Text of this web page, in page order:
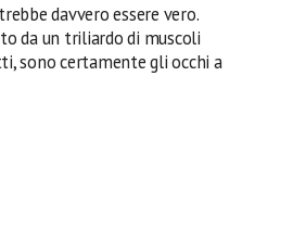
davvero essere vero.
da un triliardo di muscoli
sono certamente gli occhi a